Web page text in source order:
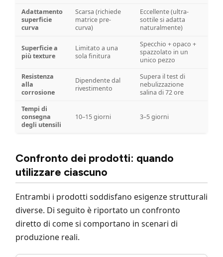
Adattamento
superficie
curva
Scarsa (richiede
matrice pre-
curva)
Eccellente (ultra-
sottile si adatta
naturalmente)
Superficie a
più texture
Limitato a una
sola finitura
Specchio + opaco +
spazzolato in un
unico pezzo
Resistenza
alla
corrosione
Dipendente dal
rivestimento
Supera il test di
nebulizzazione
salina di 72 ore
Tempi di
consegna
degli utensili
10–15 giorni 3–5 giorni
Confronto dei prodotti: quando
utilizzare ciascuno
Entrambi i prodotti soddisfano esigenze strutturali
diverse. Di seguito è riportato un confronto
diretto di come si comportano in scenari di
produzione reali.